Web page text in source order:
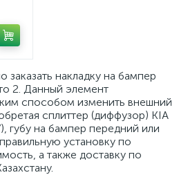
накладку на бампер
2. Данный элемент
способом изменить внешний
сплиттер (диффузор) KIA
губу на бампер передний или
установку по
а также доставку по